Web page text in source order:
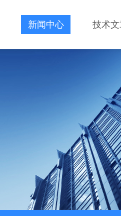
新闻中心 技术